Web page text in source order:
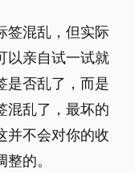
签混乱，但实际
以亲自试一试就
是否乱了，而是
混乱了，最坏的
并不会对你的收
的。